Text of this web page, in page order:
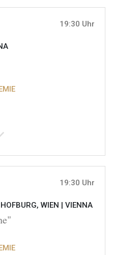
19:30 Uhr
19:30 Uhr
WIEN | VIENNA